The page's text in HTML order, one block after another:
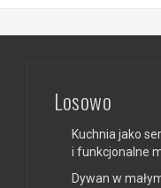
Losowo
Kuchnia jako
i funkcjonalne
Dywan w